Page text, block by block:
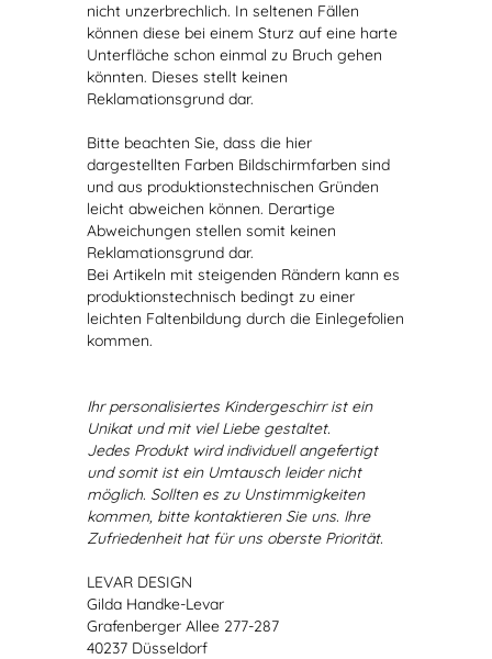
nicht unzerbrechlich. In seltenen Fällen
können diese bei einem Sturz auf eine harte
Unterfläche schon einmal zu Bruch gehen
könnten. Dieses stellt keinen
Reklamationsgrund dar.
Bitte beachten Sie, dass die hier
dargestellten Farben Bildschirmfarben sind
und aus produktionstechnischen Gründen
leicht abweichen können. Derartige
Abweichungen stellen somit keinen
Reklamationsgrund dar.
Bei Artikeln mit steigenden Rändern kann es
produktionstechnisch bedingt zu einer
leichten Faltenbildung durch die Einlegefolien
kommen.
Ihr personalisiertes Kindergeschirr ist ein
Unikat und mit viel Liebe gestaltet.
Jedes Produkt wird individuell angefertigt
und somit ist ein Umtausch leider nicht
möglich. Sollten es zu Unstimmigkeiten
kommen, bitte kontaktieren Sie uns. Ihre
Zufriedenheit hat für uns oberste Priorität.
LEVAR DESIGN
Gilda Handke-Levar
Grafenberger Allee 277-287
40237 Düsseldorf